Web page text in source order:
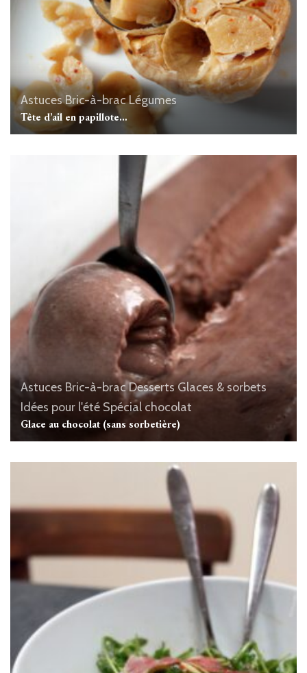
AstucesBric-à-bracLégumes
Tête d’ail en papillote…
Astuces Bric-à-bracDesserts Glaces & sorbets
Idées pour l'été Spécial chocolat
Glace au chocolat (sans sorbetière)